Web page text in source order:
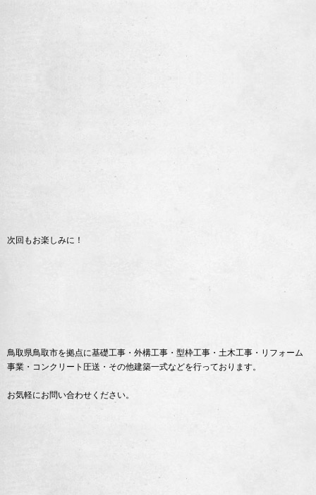
次回もお楽しみに！
鳥取県鳥取市を拠点に基礎工事・外構工事・型枠工事・土木工事・リフォーム
事業・コンクリート圧送・その他建築一式などを行っております。
お気軽にお問い合わせください。